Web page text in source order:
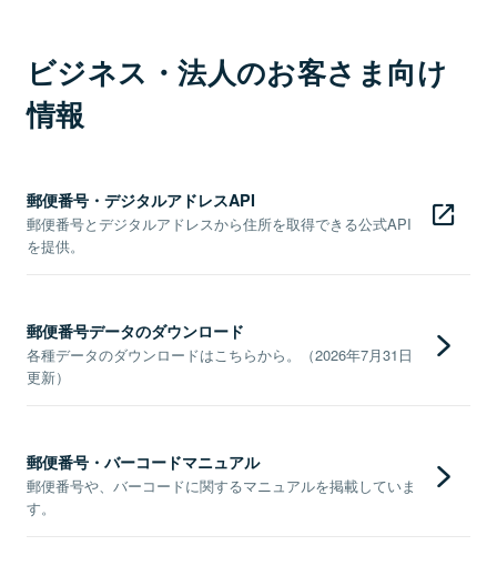
ビジネス・法人のお客さま向け
情報
郵便番号・デジタルアドレスAPI
郵便番号とデジタルアドレスから住所を取得できる公式API
を提供。
郵便番号データのダウンロード
各種データのダウンロードはこちらから。（2026年7月31日
更新）
郵便番号・バーコードマニュアル
郵便番号や、バーコードに関するマニュアルを掲載していま
す。